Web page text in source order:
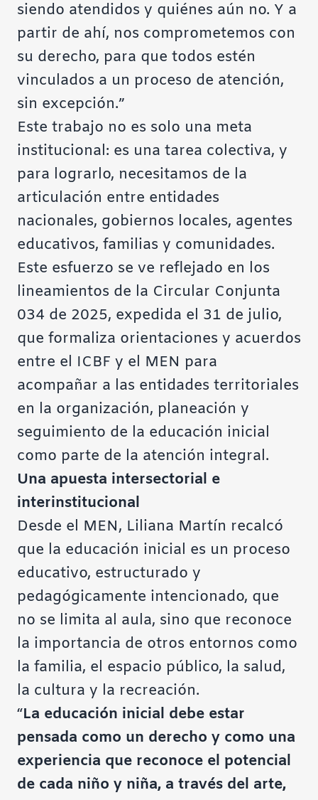
siendo atendidos y quiénes aún no. Y a
partir de ahí, nos comprometemos con
su derecho, para que todos estén
vinculados a un proceso de atención,
sin excepción.”
Este trabajo no es solo una meta
institucional: es una tarea colectiva, y
para lograrlo, necesitamos de la
articulación entre entidades
nacionales, gobiernos locales, agentes
educativos, familias y comunidades.
Este esfuerzo se ve reflejado en los
lineamientos de la Circular Conjunta
034 de 2025, expedida el 31 de julio,
que formaliza orientaciones y acuerdos
entre el ICBF y el MEN para
acompañar a las entidades territoriales
en la organización, planeación y
seguimiento de la educación inicial
como parte de la atención integral.
Una apuesta intersectorial e
interinstitucional
Desde el MEN, Liliana Martín recalcó
que la educación inicial es un proceso
educativo, estructurado y
pedagógicamente intencionado, que
no se limita al aula, sino que reconoce
la importancia de otros entornos como
la familia, el espacio público, la salud,
la cultura y la recreación.
“La educación inicial debe estar
pensada como un derecho y como una
experiencia que reconoce el potencial
de cada niño y niña, a través del arte,